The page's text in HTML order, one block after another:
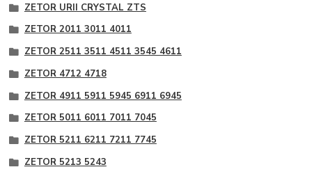
ZETOR URII CRYSTAL ZTS
ZETOR 2011 3011 4011
ZETOR 2511 3511 4511 3545 4611
ZETOR 4712 4718
ZETOR 4911 5911 5945 6911 6945
ZETOR 5011 6011 7011 7045
ZETOR 5211 6211 7211 7745
ZETOR 5213 5243